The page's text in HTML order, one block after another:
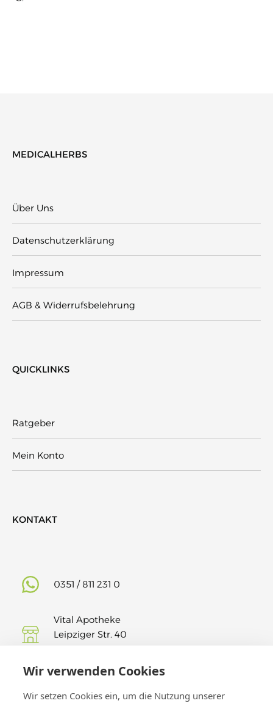
MEDICALHERBS
Über Uns
Datenschutzerklärung
Impressum
AGB & Widerrufsbelehrung
QUICKLINKS
Ratgeber
Mein Konto
KONTAKT
0351 / 811 231 0
Vital Apotheke
Leipziger Str. 40
Wir verwenden Cookies
Wir setzen Cookies ein, um die Nutzung unserer